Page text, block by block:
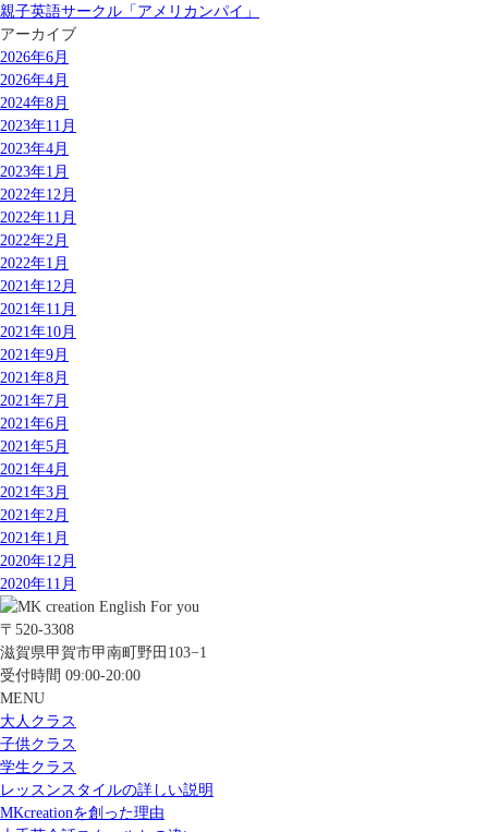
親子英語サークル「アメリカンパイ」
アーカイブ
2026年6月
2026年4月
2024年8月
2023年11月
2023年4月
2023年1月
2022年12月
2022年11月
2022年2月
2022年1月
2021年12月
2021年11月
2021年10月
2021年9月
2021年8月
2021年7月
2021年6月
2021年5月
2021年4月
2021年3月
2021年2月
2021年1月
2020年12月
2020年11月
〒520-3308
滋賀県甲賀市甲南町野田103−1
受付時間 09:00-20:00
MENU
大人クラス
子供クラス
学生クラス
レッスンスタイルの詳しい説明
MKcreationを創った理由